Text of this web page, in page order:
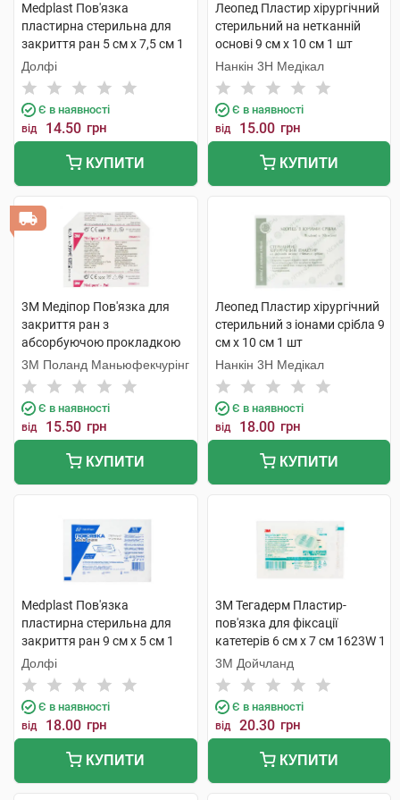
Medplast Пов'язка
пластирна стерильна для
закриття ран 5 см х 7,5 см 1
шт
Долфі
Є в наявності
від 14.50 грн
КУПИТИ
Леопед Пластир хірургічний
стерильний на нетканній
основі 9 см х 10 см 1 шт
Нанкін 3H Медікал
Є в наявності
від 15.00 грн
КУПИТИ
3M Медіпор Пов'язка для
закриття ран з
абсорбуючою прокладкою
розмір 6 см х 10 см 1 шт
3M Поланд Маньюфекчурінг
Є в наявності
від 15.50 грн
КУПИТИ
Леопед Пластир хірургічний
стерильний з іонами срібла 9
см х 10 см 1 шт
Нанкін 3H Медікал
Є в наявності
від 18.00 грн
КУПИТИ
Medplast Пов'язка
пластирна стерильна для
закриття ран 9 см х 5 см 1
шт
Долфі
Є в наявності
від 18.00 грн
КУПИТИ
3M Тегадерм Пластир-
пов'язка для фіксації
катетерів 6 см х 7 см 1623W 1
шт
3М Дойчланд
Є в наявності
від 20.30 грн
КУПИТИ